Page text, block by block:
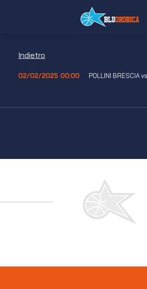
Indietro
02/02/2025 00:00 POLLINI BRESCIA